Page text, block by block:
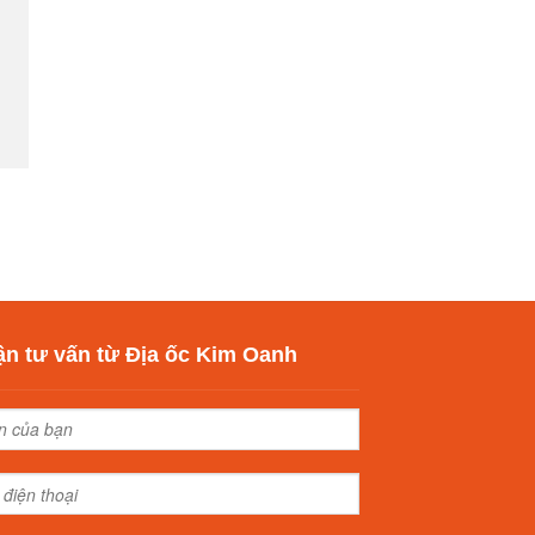
tư vấn từ Địa ốc Kim Oanh